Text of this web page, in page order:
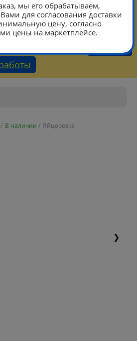
КОРЗИНА
/ В наличии / Яйцерезка
❯
мы его обрабатываем,
для согласования доставки
цену, согласно
цены на маркетплейсе.